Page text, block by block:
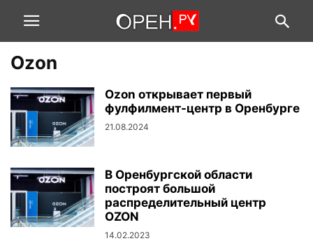
Ozon
Ozon открывает первый
фулфилмент-центр в Оренбурге
21.08.2024
В Оренбургской области
построят большой
распределительный центр
OZON
14.02.2023